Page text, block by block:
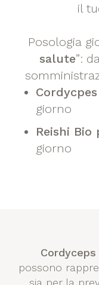
il
Posologia
salute”:
giorno
Reishi Bio
giorno
possono
sia per la